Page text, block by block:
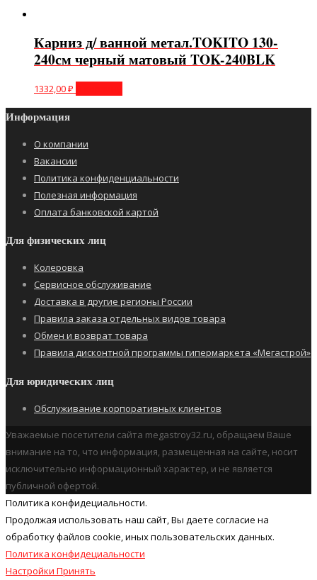
Карниз д/ ванной метал.TOKITO 130-
240см черный матовый TOK-240BLK
1332,00₽
Информация
О компании
Вакансии
Политика конфиденциальности
Полезная информация
Оплата банковской картой
Для физических лиц
Колеровка
Сервисное обслуживание
Доставка в другие регионы России
Правила заказа отдельных видов товара
Обмен и возврат товара
Правила дисконтной программы гипермаркета «Мегастрой»
Для юридических лиц
Обслуживание корпоративных клиентов
Уважаемые посетители сайта megastroy32.ru, обращаем Ваше
внимание на то, что информация, размещенная на сайте, носит
исключительно информационный характер, и не является
публичной офертой.
Политика конфидециальности.
Продолжая использовать наш cайт, Вы даете согласие на
обработку файлов cookie, иных пользовательских данных.
Политика конфидециальности
Настройки Принять